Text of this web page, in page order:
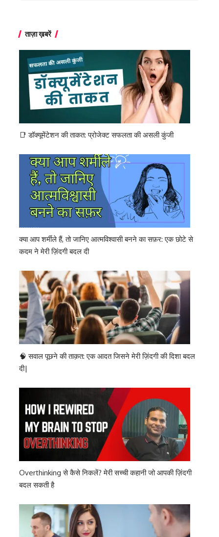
ताज़ा ख़बरें
📑 डॉक्यूमेंटेशन की ताकत: प्रोजेक्ट सफलता की असली कुंजी
क्या आप शर्मीले हैं, तो जानिए आत्मविश्वासी बनने का सफ़र: एक छोटे से
कदम ने मेरी ज़िंदगी बदल दी
🧠 सवाल पूछने की ताक़त: एक आदत जिसने मेरी ज़िंदगी की दिशा बदल
दी|
Overthinking से कैसे निकलें? मेरी सच्ची कहानी जो आपकी ज़िंदगी
बदल सकती है